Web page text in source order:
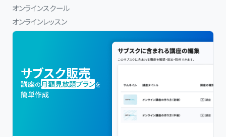
オンラインスクール
オンラインレッスン
サブスク販売
講座の月額見放題プランを
簡単作成